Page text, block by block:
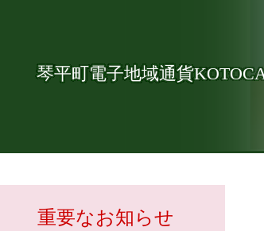
琴平町電子地域通貨
重要なお知らせ